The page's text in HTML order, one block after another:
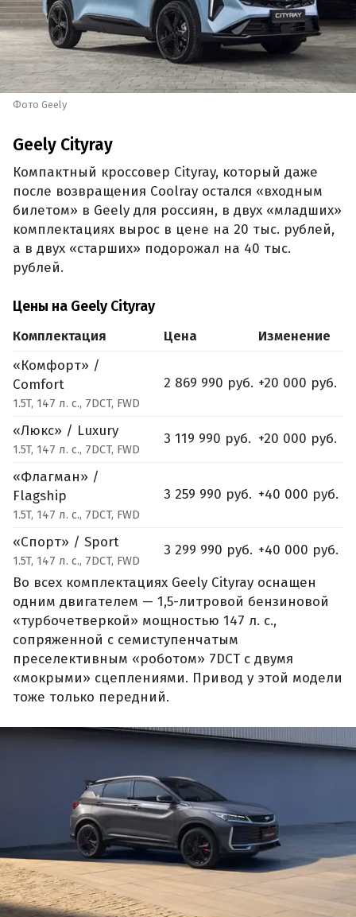
Фото Geely
Geely Cityray
Компактный кроссовер Cityray, который даже
после возвращения Coolray остался «входным
билетом» в Geely для россиян, в двух «младших»
комплектациях вырос в цене на 20 тыс. рублей,
а в двух «старших» подорожал на 40 тыс.
рублей.
Цены на Geely Cityray
Комплектация Цена
Изменение
«Комфорт» /
Comfort
1.5T, 147 л. с., 7DCT, FWD
2 869 990 руб. +20 000 руб.
«Люкс» / Luxury
1.5T, 147 л. с., 7DCT, FWD
3 119 990 руб. +20 000 руб.
«Флагман» /
Flagship
1.5T, 147 л. с., 7DCT, FWD
3 259 990 руб. +40 000 руб.
«Спорт» / Sport
1.5T, 147 л. с., 7DCT, FWD
3 299 990 руб. +40 000 руб.
Во всех комплектациях Geely Cityray оснащен
одним двигателем — 1,5-литровой бензиновой
«турбочетверкой» мощностью 147 л. с.,
сопряженной с семиступенчатым
преселективным «роботом» 7DCT с двумя
«мокрыми» сцеплениями. Привод у этой модели
тоже только передний.